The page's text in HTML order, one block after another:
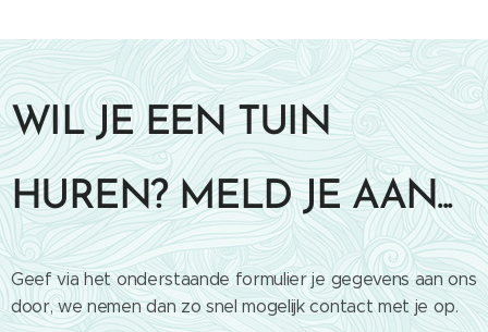
WIL JE EEN TUIN
HUREN? MELD JE AAN...
Geef via het onderstaande formulier je gegevens aan ons
door, we nemen dan zo snel mogelijk contact met je op.